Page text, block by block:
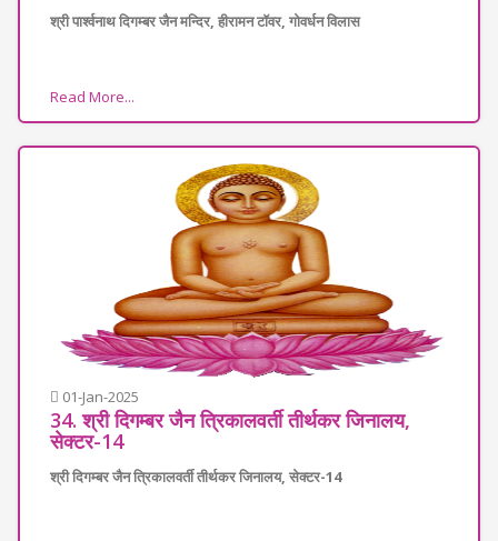
श्री पार्श्वनाथ दिगम्बर जैन मन्दिर, हीरामन टॉवर, गोवर्धन विलास
Read More...
01-Jan-2025
34. श्री दिगम्बर जैन त्रिकालवर्ती तीर्थकर जिनालय,
सेक्टर-14
श्री दिगम्बर जैन त्रिकालवर्ती तीर्थकर जिनालय, सेक्टर-14